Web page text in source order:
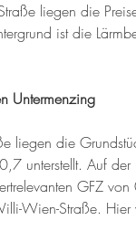
liegen die
ist die
Untermenzing
liegen die
unterstellt. Auf
GFZ von
Wien-Straße.